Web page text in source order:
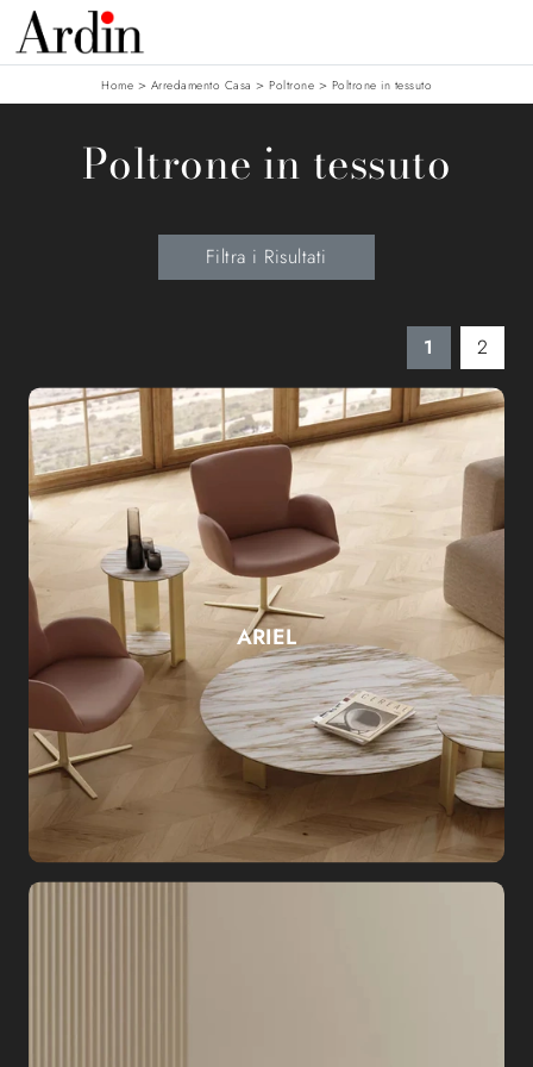
Home > Arredamento Casa > Poltrone > Poltrone in tessuto
Poltrone in tessuto
Filtra i Risultati
1 2
ARIEL